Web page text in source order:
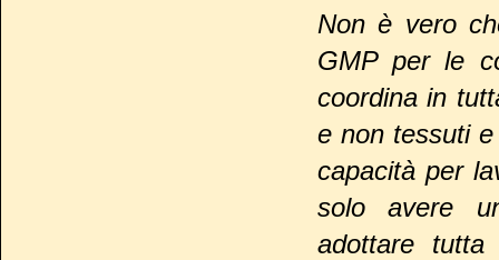
Non è vero
GMP per le
coordina in
e non tessuti
capacità per
solo avere
adottare